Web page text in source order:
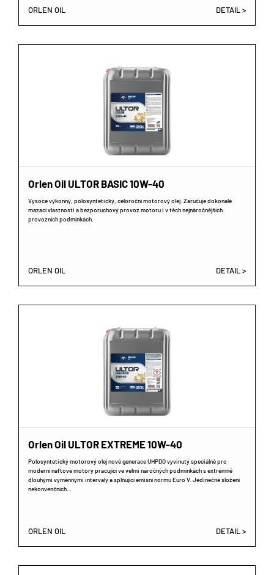
ORLEN OIL DETAIL >
Orlen Oil ULTOR BASIC 10W-40
Vysoce výkonný, polosyntetický, celoroční motorový olej. Zaručuje dokonalé
mazací vlastnosti a bezporuchový provoz motoru i v těch nejnáročnějších
provozních podmínkách.
ORLEN OIL DETAIL >
Orlen Oil ULTOR EXTREME 10W-40
Polosyntetický motorový olej nové generace UHPDO vyvinutý speciálně pro
moderní naftové motory pracující ve velmi náročných podmínkách s extrémně
dlouhými výměnnými intervaly a splňující emisní normu Euro V. Jedinečné složení
nekonvenčních…
ORLEN OIL DETAIL >